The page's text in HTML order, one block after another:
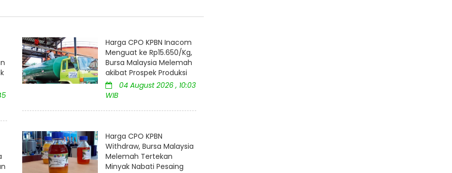
Harga CPO KPBN Inacom
Menguat ke Rp15.650/Kg,
Bursa Malaysia Melemah
akibat Prospek Produksi
04 August 2026 , 10:03
WIB
Harga CPO KPBN
Withdraw, Bursa Malaysia
Melemah Tertekan
Minyak Nabati Pesaing